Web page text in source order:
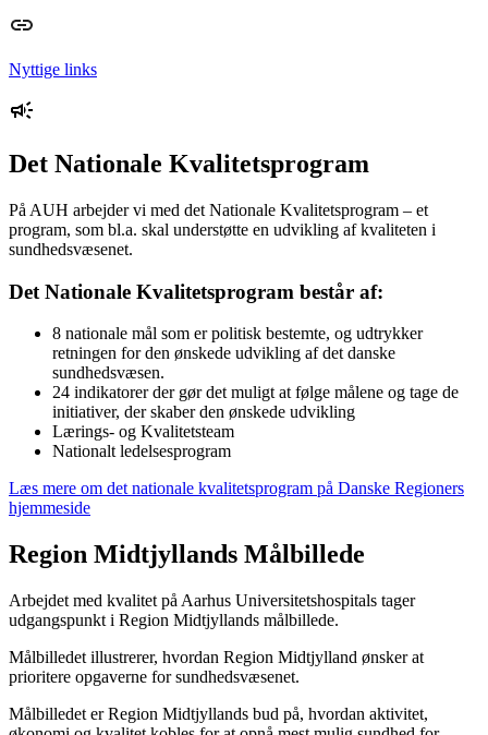
Nyttige links
Det Nationale Kvalitetsprogram
På AUH arbejder vi med det Nationale Kvalitetsprogram – et
program, som bl.a. skal understøtte en udvikling af kvaliteten i
sundhedsvæsenet.
Det Nationale Kvalitetsprogram består af:
8 nationale mål som er politisk bestemte, og udtrykker
retningen for den ønskede udvikling af det danske
sundhedsvæsen.
24 indikatorer der gør det muligt at følge målene og tage de
initiativer, der skaber den ønskede udvikling
Lærings- og Kvalitetsteam
Nationalt ledelsesprogram
Læs mere om det nationale kvalitetsprogram på Danske Regioners
hjemmeside
Region Midtjyllands Målbillede
Arbejdet med kvalitet på Aarhus Universitetshospitals tager
udgangspunkt i Region Midtjyllands målbillede.
Målbilledet illustrerer, hvordan Region Midtjylland ønsker at
prioritere opgaverne for sundhedsvæsenet.
Målbilledet er Region Midtjyllands bud på, hvordan aktivitet,